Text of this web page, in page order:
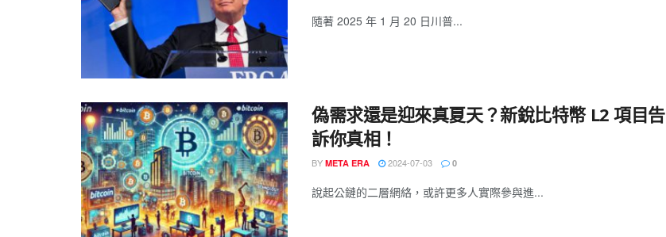
隨著 2025 年 1 月 20 日川普...
偽需求還是迎來真夏天？新銳比特幣 L2 項目告
訴你真相！
BY META ERA 2024-07-03 0
說起公鏈的二層網絡，或許更多人實際參與進...